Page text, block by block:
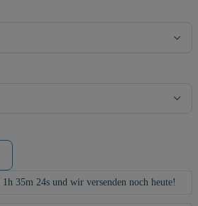
1h 35m 22s und wir versenden noch heute!